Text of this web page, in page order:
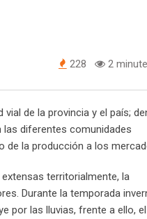
228 2
de la provincia y el país;
las diferentes comunidades
de la producción a los
territorialmente, la
Durante la temporada
por las lluvias, frente a ello, el